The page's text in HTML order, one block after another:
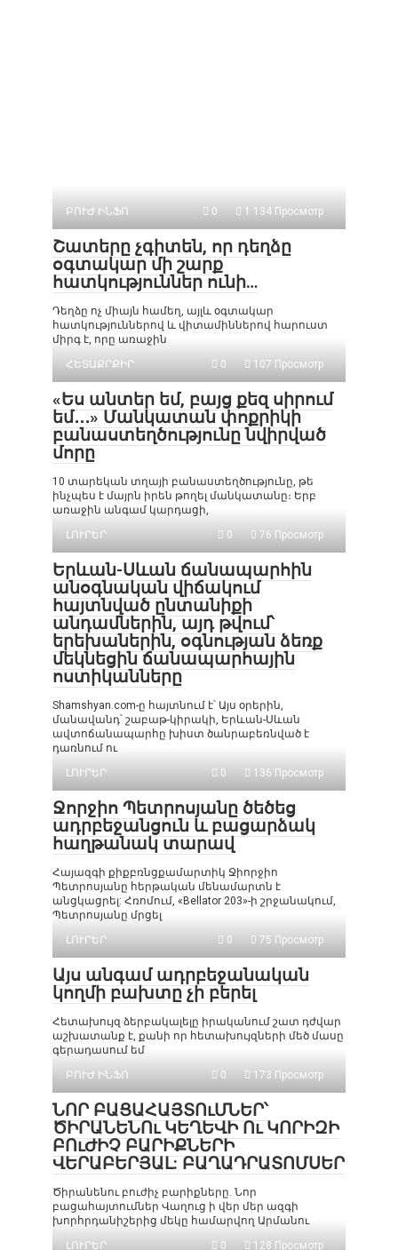
ԲՈՒԺ ԻՆՖՈ 0 1 134 Просмотр
Շատերը չգիտեն, որ դեղձը
օգտակար մի շարք
հատկություններ ունի…
Դեղձը ոչ միայն համեղ, այլև օգտակար
հատկություններով և վիտամիններով հարուստ
միրգ է, որը առաջին
ՀԵՏԱՔՐՔԻՐ
0 107 Просмотр
«Ես անտեր եմ, բայց քեզ սիրում
եմ․․․» Մանկատան փոքրիկի
բանաստեղծությունը նվիրված
մորը
10 տարեկան տղայի բանաստեղծությունը, թե
ինչպես է մայրն իրեն թողել մանկատանը։ Երբ
առաջին անգամ կարդացի,
ԼՈՒՐԵՐ
0 76 Просмотр
Երևան-Սևան ճանապարհին
անօգնական վիճակում
հայտնված ընտանիքի
անդամներին, այդ թվում՝
երեխաներին, օգնության ձեռք
մեկնեցին ճանապարհային
ոստիկանները
Shamshyan.com-ը հայտնում է՝ Այս օրերին,
մանավանդ՝ շաբաթ-կիրակի, Երևան-Սևան
ավտոճանապարհը խիստ ծանրաբեռնված է
դառնում ու
ԼՈՒՐԵՐ
0 136 Просмотр
Ջորջիո Պետրոսյանը ծեծեց
ադրբեջանցուն և բացարձակ
հաղթանակ տարավ
Հայազգի քիքբռնցքամարտիկ Ջիորջիո
Պետրոսյանը հերթական մենամարտն է
անցկացրել: Հռոմում, «Bellator 203»-ի շրջանակում,
Պետրոսյանը մրցել
ԼՈՒՐԵՐ
0 75 Просмотр
Այս անգամ ադրբեջանական
կողմի բախտը չի բերել
Հետախույզ ձերբակալելը իրականում շատ դժվար
աշխատանք է, քանի որ հետախույզների մեծ մասը
գերադասում եմ
ԲՈՒԺ ԻՆՖՈ
0 173 Просмотр
ՆՈՐ ԲԱՑԱՀԱՅՏՈւՄՆԵՐ՝
ԾԻՐԱՆԵՆՈւ ԿԵՂԵՎԻ Ու ԿՈՐԻԶԻ
ԲՈւԺԻՉ ԲԱՐԻՔՆԵՐԻ
ՎԵՐԱԲԵՐՅԱԼ: ԲԱՂԱԴՐԱՏՈՄՍԵՐ
Ծիրանենու բուժիչ բարիքները. Նոր
բացահայտումներ Վաղուց ի վեր մեր ազգի
խորհրդանիշերից մեկը համարվող Արմանու
ԼՈՒՐԵՐ
0 128 Просмотр